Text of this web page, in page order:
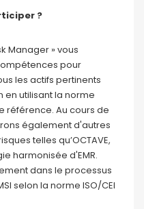
?
Manager » vous
pour
les actifs pertinents
en utilisant la norme
référence. Au cours de
également d'autres
telles qu’OCTAVE,
harmonisée d'EMR.
dans le processus
selon la norme ISO/CEI